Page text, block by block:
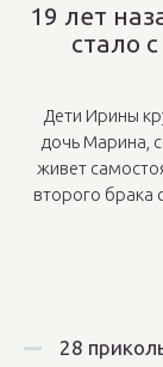
19 лет
стало
Дети Ирины
дочь Марина,
живет
второго брака
28